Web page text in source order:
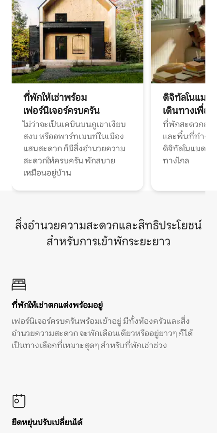
ที่พักให้เช่าพร้อม
เฟอร์นิเจอร์ครบครัน
ไม่ว่าจะเป็นเคบินบนภูเขาเงียบ
สงบ หรืออพาร์ทเมนท์ในเมือง
แสนสะดวก ก็มีสิ่งอำนวยความ
สะดวกให้ครบครัน พักสบาย
เหมือนอยู่บ้าน
ดิจิทัลโนแมด
เดินทางเพื่อ
ที่พักสะดวกสบ
และพื้นที่ทำงา
ดิจิทัลโนแมดแ
ทางไกล
สิ่งอำนวยความสะดวกและสิทธิประโยชน์
สำหรับการเข้าพักระยะยาว
ที่พักให้เช่าตกแต่งพร้อมอยู่
เฟอร์นิเจอร์ครบครันพร้อมเข้าอยู่ มีทั้งห้องครัวและสิ่ง
อำนวยความสะดวก จะพักเดือนเดียวหรืออยู่ยาวๆ ก็ได้
เป็นทางเลือกที่เหมาะสุดๆ สำหรับที่พักเช่าช่วง
ยืดหยุ่นปรับเปลี่ยนได้